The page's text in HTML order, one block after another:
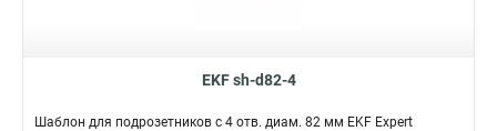
EKF sh-d82-4
Шаблон для подрозетников c 4 отв. диам. 82 мм EKF Expert